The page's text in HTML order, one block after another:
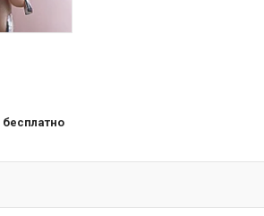
бесплатно